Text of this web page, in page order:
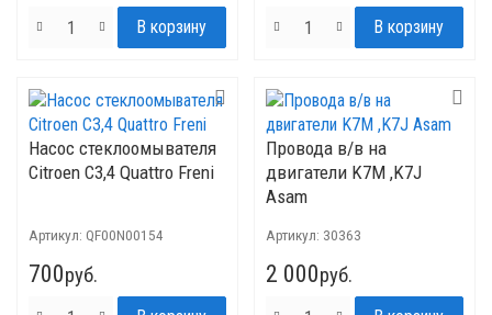
Насос стеклоомывателя
Citroen C3,4 Quattro Freni
Артикул: QF00N00154
700руб.
Провода в/в на
двигатели K7M ,K7J
Asam
Артикул: 30363
2 000руб.